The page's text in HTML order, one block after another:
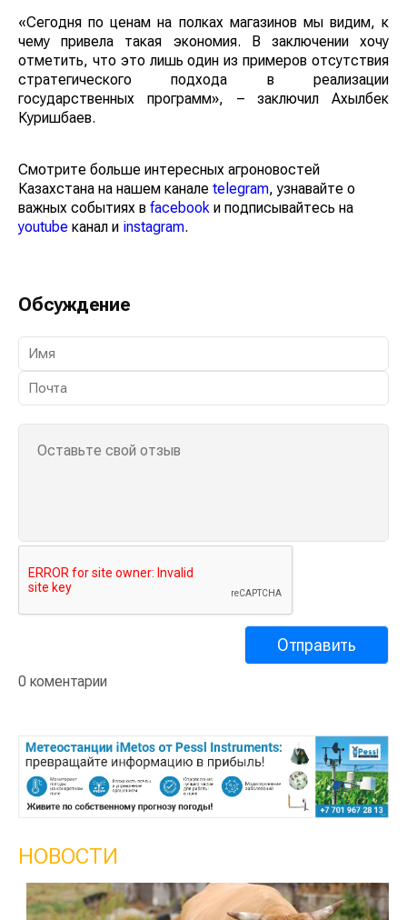
«Сегодня по ценам на полках магазинов мы видим, к
чему привела такая экономия. В заключении хочу
отметить, что это лишь один из примеров отсутствия
стратегического подхода в реализации
государственных программ», – заключил Ахылбек
Куришбаев.
Смотрите больше интересных агроновостей
Казахстана на нашем канале telegram, узнавайте о
важных событиях в facebook и подписывайтесь на
youtube канал и instagram.
Обсуждение
0 коментарии
НОВОСТИ